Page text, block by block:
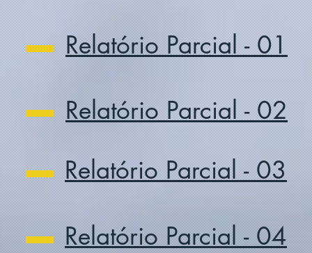
Relatório Parcial - 01
Relatório Parcial - 02
Relatório Parcial - 03
Relatório Parcial - 04